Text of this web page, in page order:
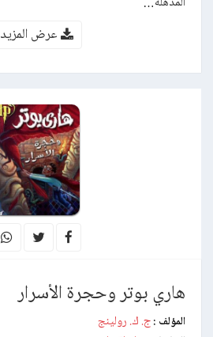
عرض المزيد
هاري بوتر وحجرة الأسرار
المؤلف : ج. ك. رولينج